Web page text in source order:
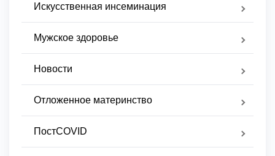
Искусственная инсеминация
Мужское здоровье
Новости
Отложенное материнство
ПостCOVID